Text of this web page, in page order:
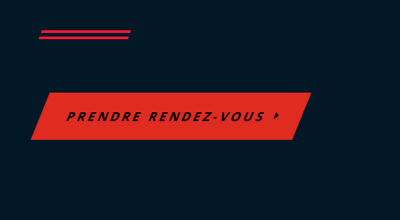
PRENDRE RENDEZ-VOUS